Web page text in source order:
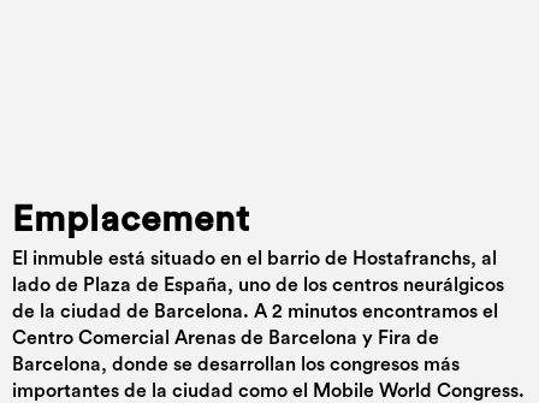
Emplacement
El inmuble está situado en el barrio de Hostafranchs, al
lado de Plaza de España, uno de los centros neurálgicos
de la ciudad de Barcelona. A 2 minutos encontramos el
Centro Comercial Arenas de Barcelona y Fira de
Barcelona, donde se desarrollan los congresos más
importantes de la ciudad como el Mobile World Congress.